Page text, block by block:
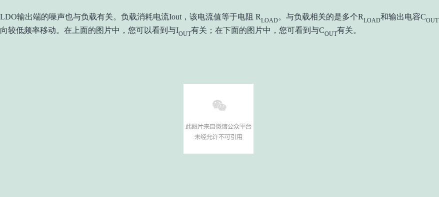
LDO输出端的噪声也与负载有关。负载消耗电流Iout，该电流值等于电阻 RLOAD。与负载相关的是多个RLOAD和输出电容COUT
向较低频率移动。在上面的图片中，您可以看到与IOUT有关；在下面的图片中，您可看到与COUT有关。